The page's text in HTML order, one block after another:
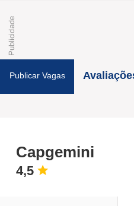
Publicar Vagas
Capgemini
4,5